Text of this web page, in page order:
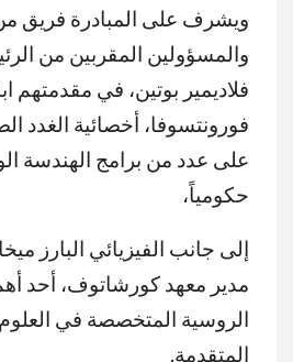
ويشرف على المبادرة فريق من
والمسؤولين المقربين من
فلاديمير بوتين، في مقدمتهم
فورونتسوفا، أخصائية الغدد
على عدد من برامج الهندسة
حكومياً،
إلى جانب الفيزيائي البارز
مدير معهد كورشاتوف، أحد أهم
الروسية المتخصصة في العلوم
المتقدمة.